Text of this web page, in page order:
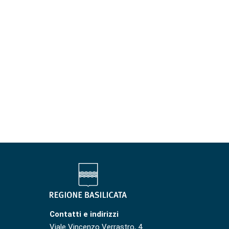
Contatti e indirizzi
Viale Vincenzo Verrastro, 4